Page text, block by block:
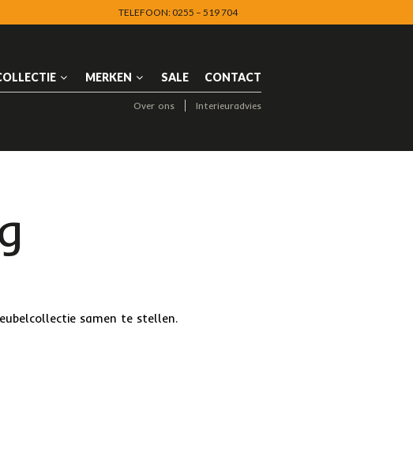
TELEFOON: 0255 – 519 704
MERKEN SALE CONTACT
Over ons Interieuradvies
samen te stellen.
NAVIGATION